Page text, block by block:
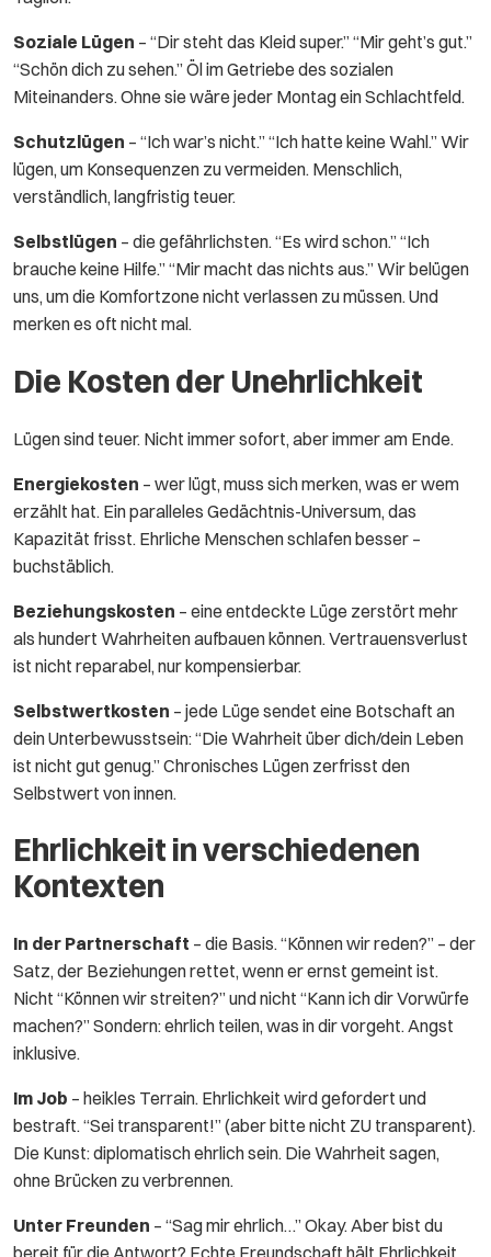
Soziale Lügen – “Dir steht das Kleid super.” “Mir geht’s gut.”
“Schön dich zu sehen.” Öl im Getriebe des sozialen
Miteinanders. Ohne sie wäre jeder Montag ein Schlachtfeld.
Schutzlügen – “Ich war’s nicht.” “Ich hatte keine Wahl.” Wir
lügen, um Konsequenzen zu vermeiden. Menschlich,
verständlich, langfristig teuer.
Selbstlügen – die gefährlichsten. “Es wird schon.” “Ich
brauche keine Hilfe.” “Mir macht das nichts aus.” Wir belügen
uns, um die Komfortzone nicht verlassen zu müssen. Und
merken es oft nicht mal.
Die Kosten der Unehrlichkeit
Lügen sind teuer. Nicht immer sofort, aber immer am Ende.
Energiekosten – wer lügt, muss sich merken, was er wem
erzählt hat. Ein paralleles Gedächtnis-Universum, das
Kapazität frisst. Ehrliche Menschen schlafen besser –
buchstäblich.
Beziehungskosten – eine entdeckte Lüge zerstört mehr
als hundert Wahrheiten aufbauen können. Vertrauensverlust
ist nicht reparabel, nur kompensierbar.
Selbstwertkosten – jede Lüge sendet eine Botschaft an
dein Unterbewusstsein: “Die Wahrheit über dich/dein Leben
ist nicht gut genug.” Chronisches Lügen zerfrisst den
Selbstwert von innen.
Ehrlichkeit in verschiedenen
Kontexten
In der Partnerschaft – die Basis. “Können wir reden?” – der
Satz, der Beziehungen rettet, wenn er ernst gemeint ist.
Nicht “Können wir streiten?” und nicht “Kann ich dir Vorwürfe
machen?” Sondern: ehrlich teilen, was in dir vorgeht. Angst
inklusive.
Im Job – heikles Terrain. Ehrlichkeit wird gefordert und
bestraft. “Sei transparent!” (aber bitte nicht ZU transparent).
Die Kunst: diplomatisch ehrlich sein. Die Wahrheit sagen,
ohne Brücken zu verbrennen.
Unter Freunden – “Sag mir ehrlich…” Okay. Aber bist du